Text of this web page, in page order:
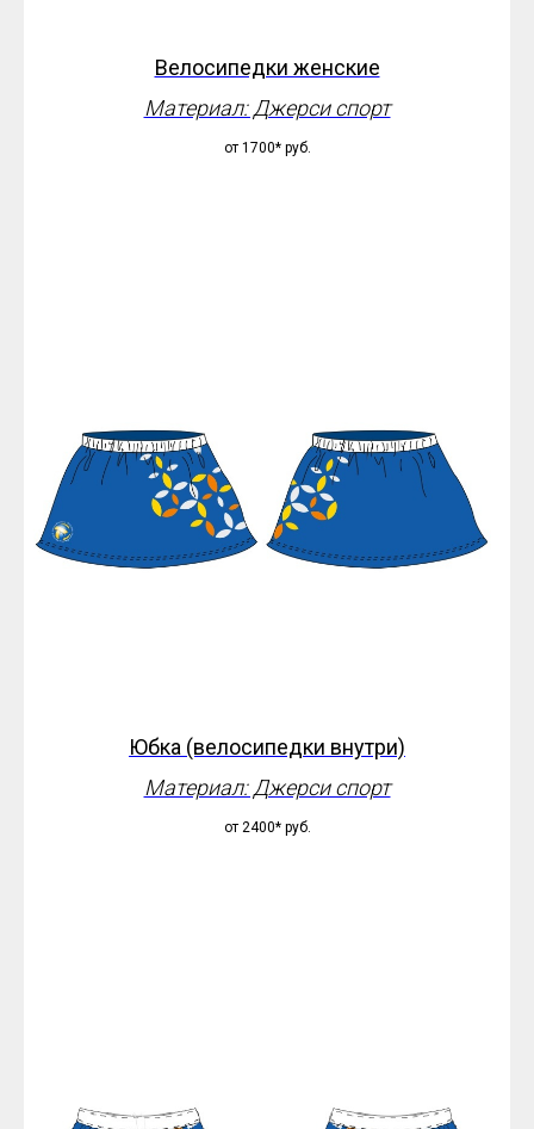
Велосипедки женские
Материал: Джерси спорт
от 1700* руб.
Юбка (велосипедки внутри)
Материал: Джерси спорт
от 2400* руб.